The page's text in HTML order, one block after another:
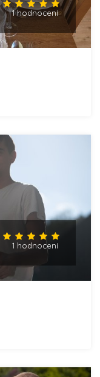
1 hodnocení
1 hodnocení